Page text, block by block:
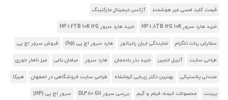
قیمت کلید لمسی غیر هوشمند آژانس دیجیتال مارکتینگ
خرید هارد سرور HP 1.8TB 12G 10K خرید هارد سرور HP 1.2TB 10K 12G
سفارش ربات تلگرام نمایندگی ایران رادیاتور هارد سرور اچ پی (hp) فروش سرور اچ پی
طراحی سایت آنریل انجین خرید بذر بادمجان هارد سرور مبلمان باغی میز ناهار خوری
صندلی پلاستیکی بهترین دکتر زیبایی کرمانشاه طراحی سایت فروشگاهی در اصفهان هیرکا
پرینت محصولات انیمه، فیلم و گیم بررسی سرور DL380 G11 سرور اچ پی (HP)